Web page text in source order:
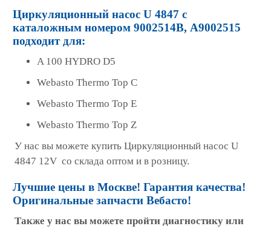
Циркуляционный насос U 4847 с
каталожным номером 9002514B, A9002515
подходит для:
A 100 HYDRO D5
Webasto Thermo Top C
Webasto Thermo Top E
Webasto Thermo Top Z
У нас вы можете купить Циркуляционный насос U
4847 12V со склада оптом и в розницу.
Лучшие цены в Москве! Гарантия качества!
Оригинальные запчасти Вебасто!
Также у нас вы можете пройти диагностику или